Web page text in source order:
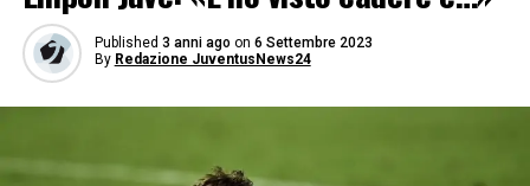
Published 3 anni ago on 6 Settembre 2023
By Redazione JuventusNews24